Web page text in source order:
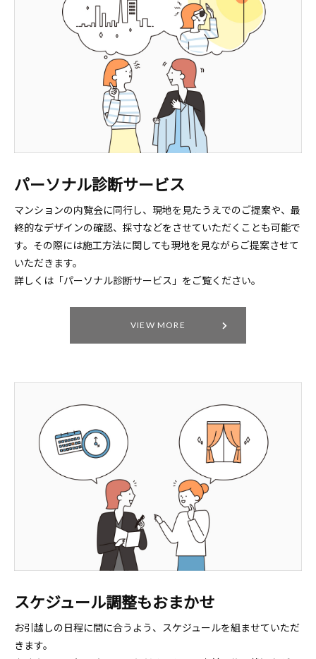
パーソナル診断サービス
マンションの内覧会に同行し、現地を見たうえでのご提案や、最
終的なデザインの確認、採寸などをさせていただくことも可能で
す。その際には施工方法に関しても現地を見ながらご提案させて
いただきます。
詳しくは「パーソナル診断サービス」をご覧ください。
VIEW MORE
スケジュール調整もおまかせ
お引越しの日程に間に合うよう、スケジュールを組ませていただ
きます。